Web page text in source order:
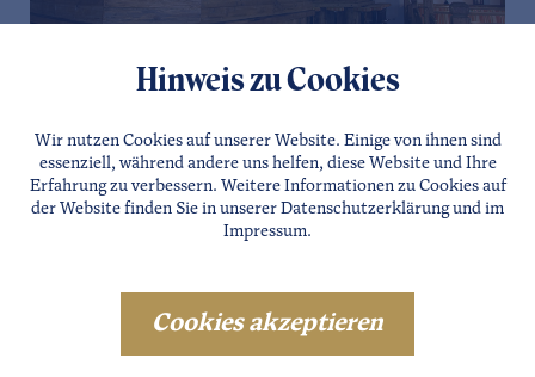
Hinweis zu Cookies
Wir nutzen Cookies auf unserer Website. Einige von ihnen sind
essenziell, während andere uns helfen, diese Website und Ihre
Erfahrung zu verbessern. Weitere Informationen zu Cookies auf
der Website finden Sie in unserer Datenschutzerklärungund im
Impressum.
Cookies akzeptieren